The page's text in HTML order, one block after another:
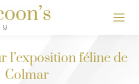
l’exposition féline de
Colmar